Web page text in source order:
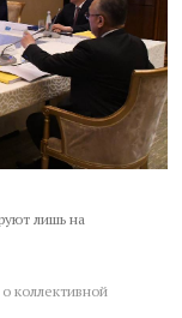
лишь на
коллективной